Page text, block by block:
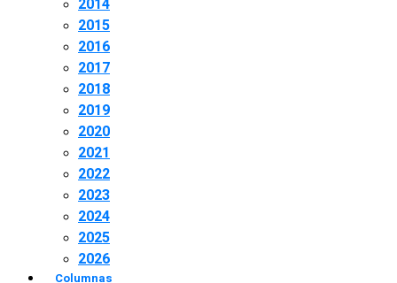
2014
2015
2016
2017
2018
2019
2020
2021
2022
2023
2024
2025
2026
Columnas